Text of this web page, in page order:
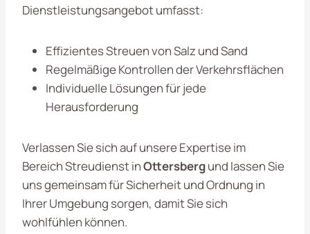
Dienstleistungsangebot umfasst:
Effizientes Streuen von Salz und Sand
Regelmäßige Kontrollen der Verkehrsflächen
Individuelle Lösungen für jede
Herausforderung
Verlassen Sie sich auf unsere Expertise im
Bereich Streudienst inOttersbergund lassen Sie
uns gemeinsam für Sicherheit und Ordnung in
Ihrer Umgebung sorgen, damit Sie sich
wohlfühlen können.